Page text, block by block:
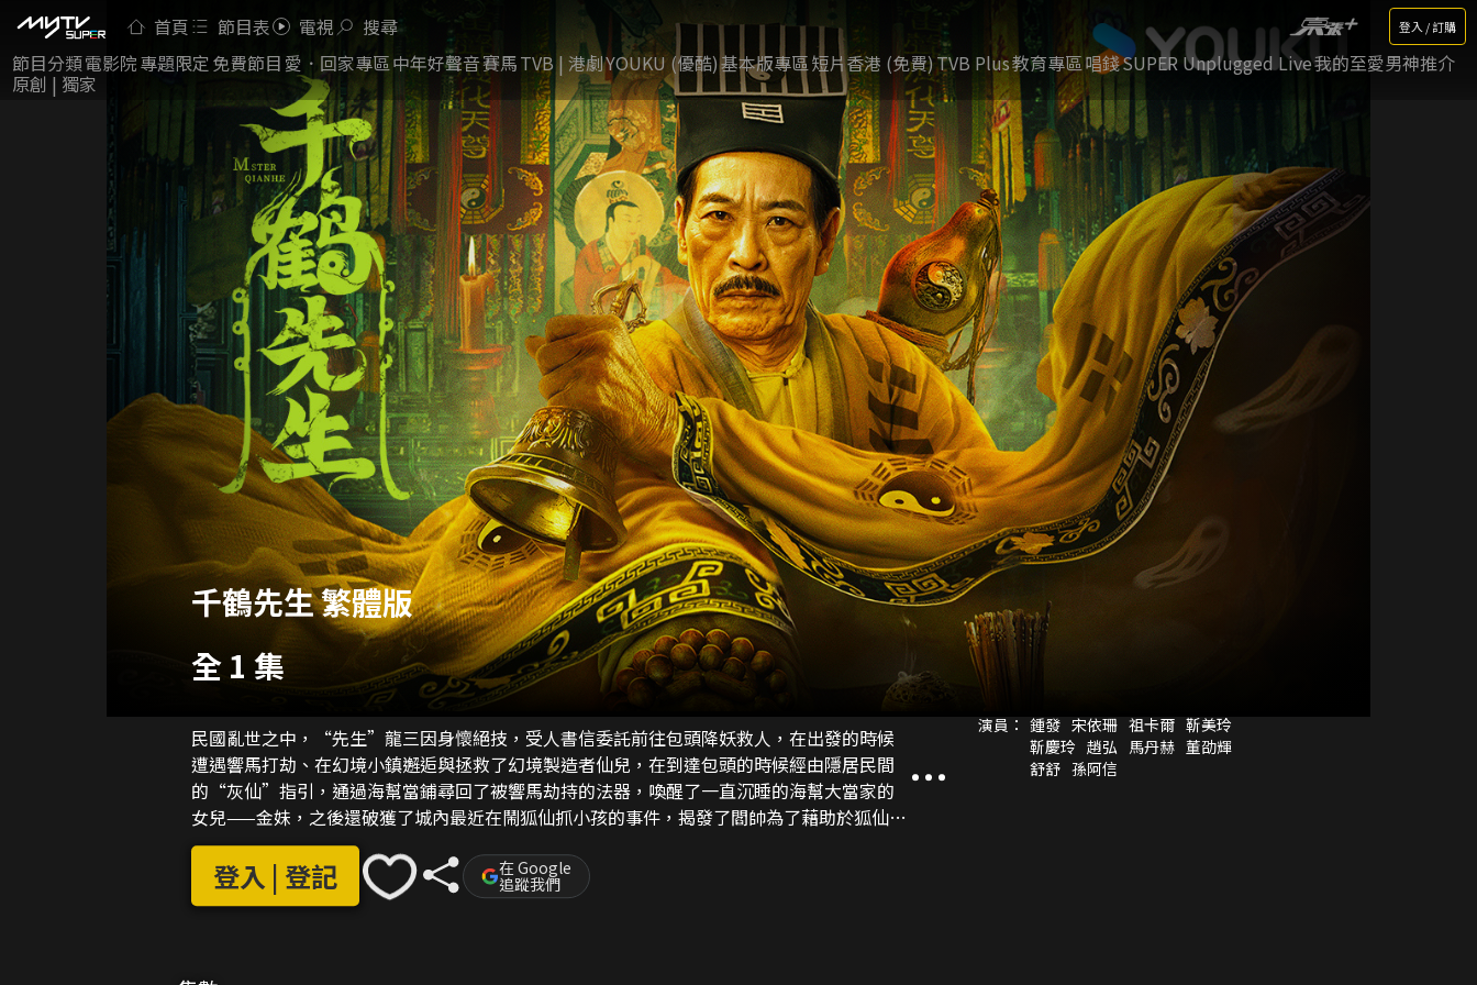
首頁 節目表 電視 搜尋 登入 / 訂購
節目分類電影院專題限定免費節目 愛．回家專區中年好聲音賽馬TVB | 港劇YOUKU (優酷)基本版專區短片香港 (免費)TVB Plus教育專區唱錢SUPER Unplugged Live我的至愛男神推介
原創 | 獨家
千鶴先生 繁體版
全 1 集
民國亂世之中，“先生”龍三因身懷絕技，受人書信委託前往包頭降妖救人，在出發的時候
遭遇響馬打劫、在幻境小鎮邂逅與拯救了幻境製造者仙兒，在到達包頭的時候經由隱居民間
的“灰仙”指引，通過海幫當鋪尋回了被響馬劫持的法器，喚醒了一直沉睡的海幫大當家的
女兒——金妹，之後還破獲了城內最近在鬧狐仙抓小孩的事件，揭發了閻帥為了藉助於狐仙作
祟之事，掩蓋自己私自販賣兒童的罪行，在自己曾經救過的金妹和仙兒的幫助下一路過關斬
將，眾人攜手直搗閻帥內府，並最終破獲一切怪力亂神現象，識破人心險惡，保得一方平
安，也完成了自己此行救人救己的任務，維護了百姓平安。
登入 | 登記 在 Google
追蹤我們
演員： 鍾發 宋依珊 祖卡爾 靳美玲
靳慶玲 趙弘 馬丹赫 董劭輝
舒舒 孫阿信